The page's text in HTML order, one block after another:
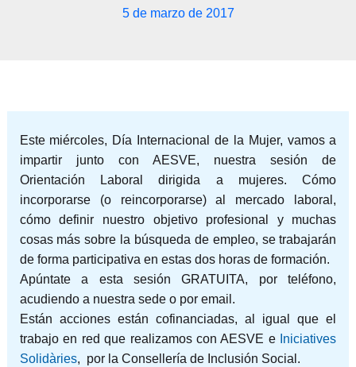
5 de marzo de 2017
Este miércoles, Día Internacional de la Mujer, vamos a
impartir junto con AESVE, nuestra sesión de
Orientación Laboral dirigida a mujeres. Cómo
incorporarse (o reincorporarse) al mercado laboral,
cómo definir nuestro objetivo profesional y muchas
cosas más sobre la búsqueda de empleo, se trabajarán
de forma participativa en estas dos horas de formación.
Apúntate a esta sesión GRATUITA, por teléfono,
acudiendo a nuestra sede o por email.
Están acciones están cofinanciadas, al igual que el
trabajo en red que realizamos con AESVE e Iniciatives
Solidàries, por la Consellería de Inclusión Social.